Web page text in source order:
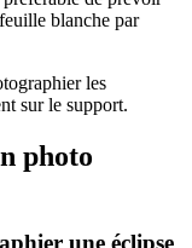
blanche par
les
sur le support.
photo
une éclipse